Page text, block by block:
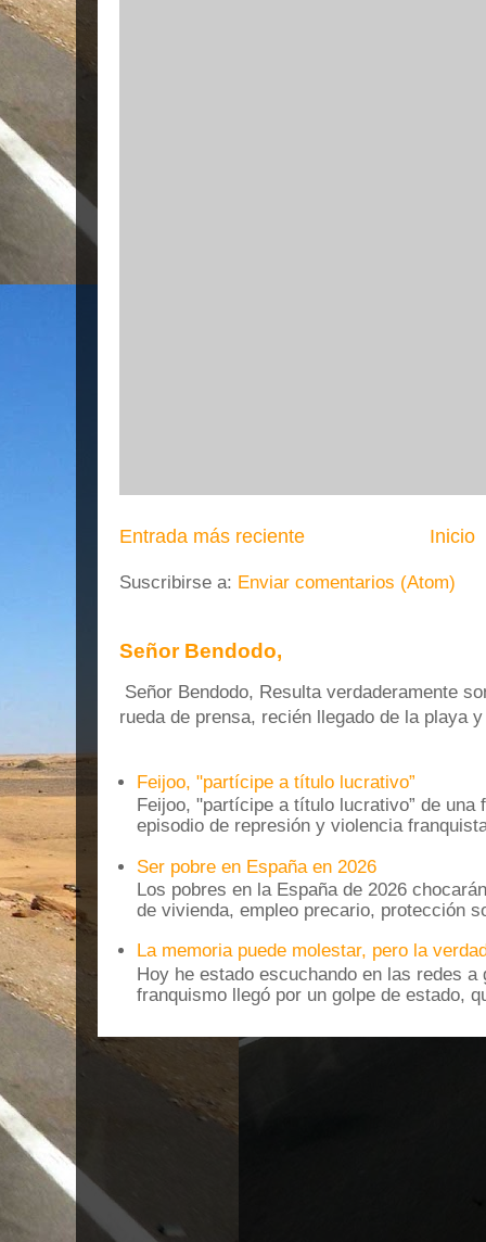
Entrada más reciente Inicio
Suscribirse a: Enviar comentarios (Atom)
Señor Bendodo,
Señor Bendodo, Resulta verdaderamente
rueda de prensa, recién llegado de la playa
Feijoo, "partícipe a título lucrativo”
Feijoo, "partícipe a título lucrativo” de una
episodio de represión y violencia
Ser pobre en España en 2026
Los pobres en la España de 2026
de vivienda, empleo precario, protección
La memoria puede molestar, pero la
Hoy he estado escuchando en las redes a
franquismo llegó por un golpe de estado,